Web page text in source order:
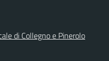
di Collegno e Pinerolo